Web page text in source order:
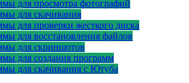
для просмотра фотографий
для скачивания
для проверки жесткого диска
для восстановления файлов
для скриншотов
для создания программ
для скачивания с Ютуба